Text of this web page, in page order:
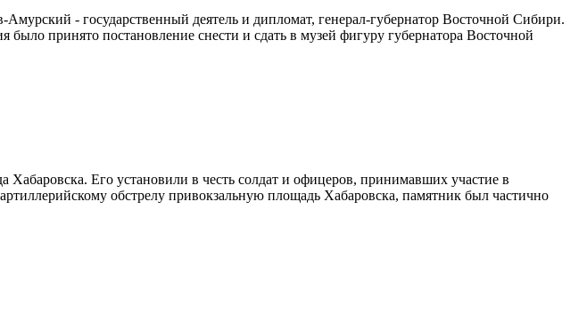
- государственный деятель и дипломат, генерал-губернатор Восточной Сибири.
принято постановление снести и сдать в музей фигуру губернатора Восточной
Его установили в честь солдат и офицеров, принимавших участие в
обстрелу привокзальную площадь Хабаровска, памятник был частично